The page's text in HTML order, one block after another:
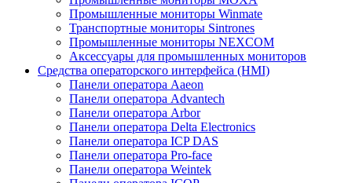
Промышленные мониторы Winmate
Транспортные мониторы Sintrones
Промышленные мониторы NEXCOM
Аксессуары для промышленных мониторов
Средства операторского интерфейса (HMI)
Панели оператора Aaeon
Панели оператора Advantech
Панели оператора Arbor
Панели оператора Delta Electronics
Панели оператора ICP DAS
Панели оператора Pro-face
Панели оператора Weintek